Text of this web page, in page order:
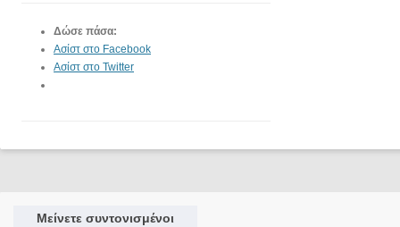
Δώσε πάσα:
Ασίστ στο Facebook
Ασίστ στο Twitter
Μείνετε συντονισμένοι